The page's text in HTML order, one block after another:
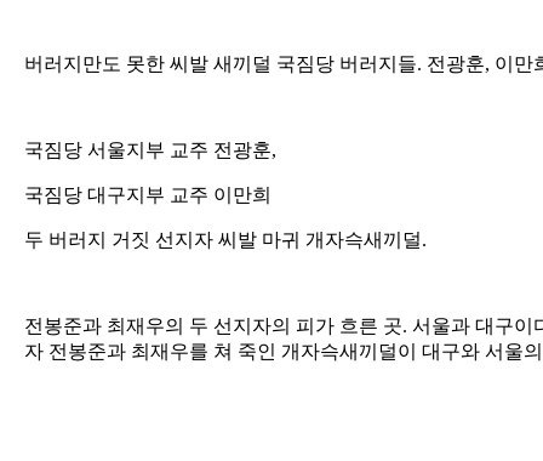
버러지만도 못한 씨발 새끼덜 국짐당 버러지들. 전광훈, 이만
국짐당 서울지부 교주 전광훈,
국짐당 대구지부 교주 이만희
두 버러지 거짓 선지자 씨발 마귀 개자슥새끼덜.
전봉준과 최재우의 두 선지자의 피가 흐른 곳. 서울과 대구
자 전봉준과 최재우를 쳐 죽인 개자슥새끼덜이 대구와 서울